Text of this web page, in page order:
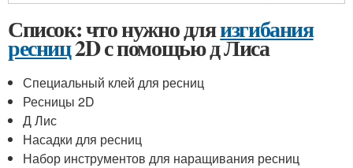
Список: что нужно дляизгибания
ресниц2D с помощью д Лиса
Специальный клей для ресниц
Ресницы 2D
Д Лис
Насадки для ресниц
Набор инструментов для наращивания ресниц